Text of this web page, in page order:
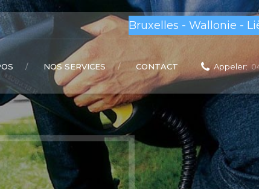
Bruxelles - Wallonie -
Appeler:
NOS SERVICES CONTACT